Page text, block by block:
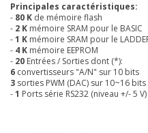
Principales caractéristiques:
- 80 K de mémoire flash
- 2 K mémoire SRAM pour le BASIC
-1 K mémoire SRAM pour le
- 4 K mémoire EEPROM
- 20 Entrées / Sorties dont (*):
6 convertisseurs "A/N" sur 10 bits
3 sorties PWM (DAC) sur 10~16 bits
-1 Ports série RS232 (niveau +/- 5 V)